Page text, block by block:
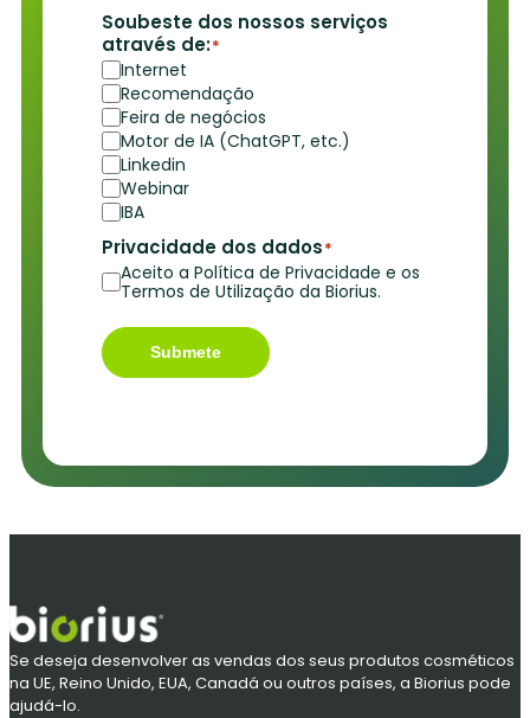
Soubeste dos nossos serviços
através de:*
Internet
Recomendação
Feira de negócios
Motor de IA (ChatGPT, etc.)
Linkedin
Webinar
IBA
Privacidade dos dados*
Aceito a Política de Privacidade e os
Termos de Utilização da Biorius.
Submete
Se deseja desenvolver as vendas dos seus produtos cosméticos
na UE, Reino Unido, EUA, Canadá ou outros países, a Biorius pode
ajudá-lo.